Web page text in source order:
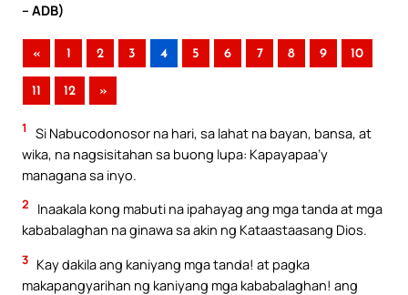
– ADB)
« 1 2 3 4 5 6 7 8 9 10
11 12 »
1
Si Nabucodonosor na hari, sa lahat na bayan, bansa, at
wika, na nagsisitahan sa buong lupa: Kapayapaa’y
managana sa inyo.
2
Inaakala kong mabuti na ipahayag ang mga tanda at mga
kababalaghan na ginawa sa akin ng Kataastaasang Dios.
3 Kay dakila ang kaniyang mga tanda! at pagka
makapangyarihan ng kaniyang mga kababalaghan! ang